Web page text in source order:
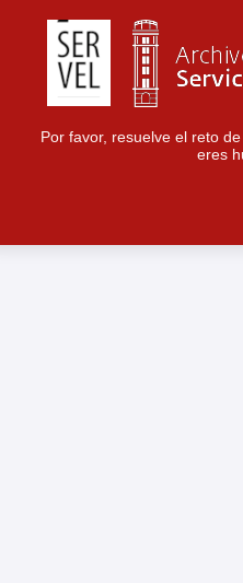
Por favor, resuelve el reto
eres